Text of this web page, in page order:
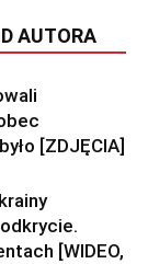
AUTORA
[ZDJĘCIA]
[WIDEO,